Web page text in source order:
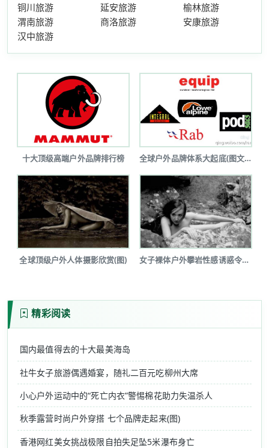
铜川旅游
延安旅游
榆林旅游
渭南旅游
商洛旅游
安康旅游
汉中旅游
十大顶级高端户外品牌排行榜 全球户外品牌体系大起底(图文详解)
全球顶级户外人体摄影欣赏(图) 女子裸体户外攀岩性感诱惑令人瞠目(图...
精彩阅读
国内最值得去的十大最美海岛
社牛女子旅游偶遇婚宴，随礼二百元吃柳州大席
小心户外运动中的“死亡内衣”警惕棉花助力失温杀人
秋季露营时尚户外穿搭 七个品牌走起来(图)
香港网红美女挑战极限自拍失足坠5米瀑布身亡